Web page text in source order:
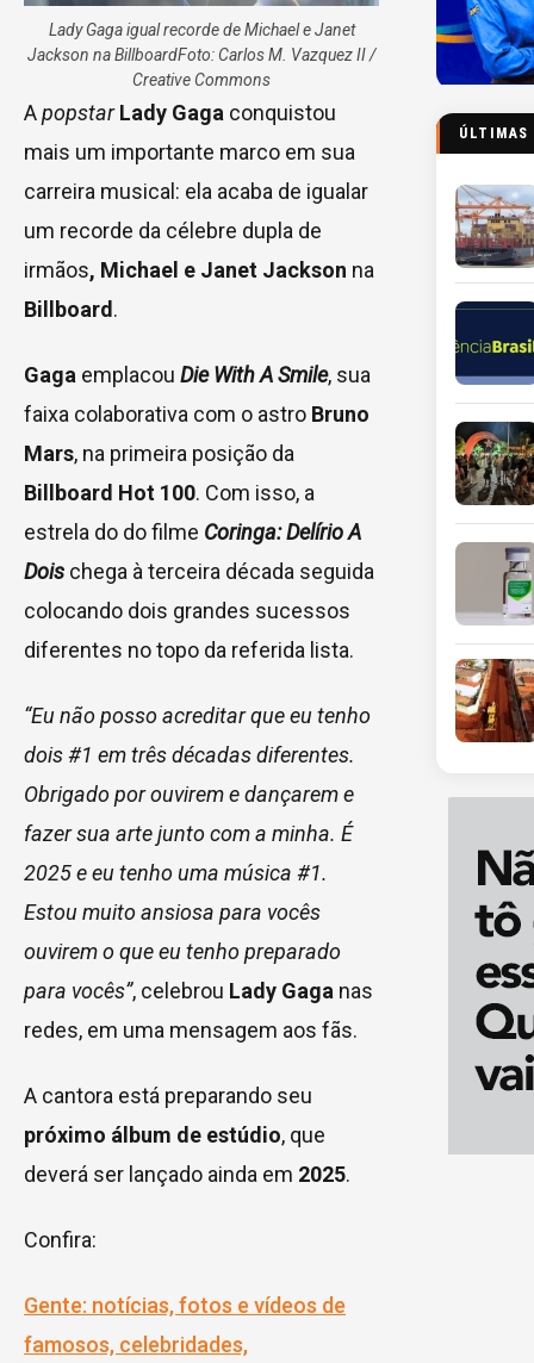
Lady Gaga igual recorde de Michael e Janet
Jackson na BillboardFoto: Carlos M. Vazquez II /
Creative Commons
ApopstarLady Gaga conquistou
mais um importante marco em sua
carreira musical: ela acaba de igualar
um recorde da célebre dupla de
irmãos, Michael e Janet Jackson na
Billboard.
Gaga emplacou Die With A Smile, sua
faixa colaborativa com o astro Bruno
Mars, na primeira posição da
Billboard Hot 100. Com isso, a
estrela do do filme Coringa: Delírio A
Dois chega à terceira década seguida
colocando dois grandes sucessos
diferentes no topo da referida lista.
“Eu não posso acreditar que eu tenho
dois #1 em três décadas diferentes.
Obrigado por ouvirem e dançarem e
fazer sua arte junto com a minha. É
2025 e eu tenho uma música #1.
Estou muito ansiosa para vocês
ouvirem o que eu tenho preparado
para vocês”, celebrou Lady Gaga nas
redes, em uma mensagem aos fãs.
A cantora está preparando seu
próximo álbum de estúdio, que
deverá ser lançado ainda em 2025.
Confira:
Gente: notícias, fotos e vídeos de
famosos, celebridades,